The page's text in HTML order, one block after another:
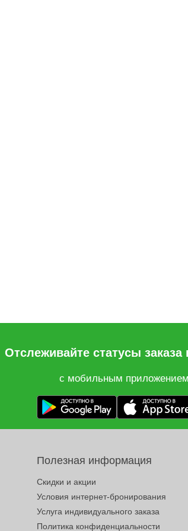
Отслеживайте статусы
с мобильным
Полезная информация
Скидки и акции
Условия интернет-бронирования
Услуга индивидуального заказа
Политика конфиденциальности